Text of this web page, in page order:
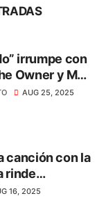
irrumpe con
Owner y MB
AUG 25, 2025
canción con la
rinde
que ya no
16, 2025